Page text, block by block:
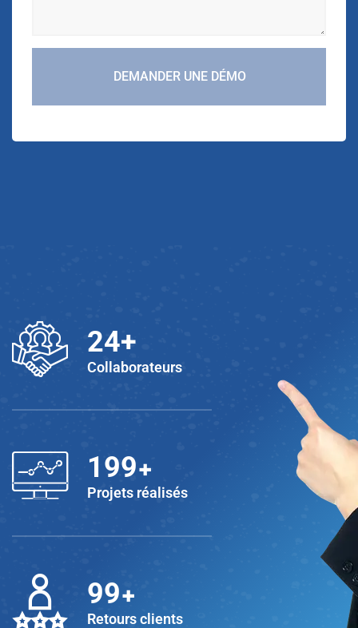
DEMANDER UNE DÉMO
25+
Collaborateurs
200+
Projets réalisés
100
Retours clients